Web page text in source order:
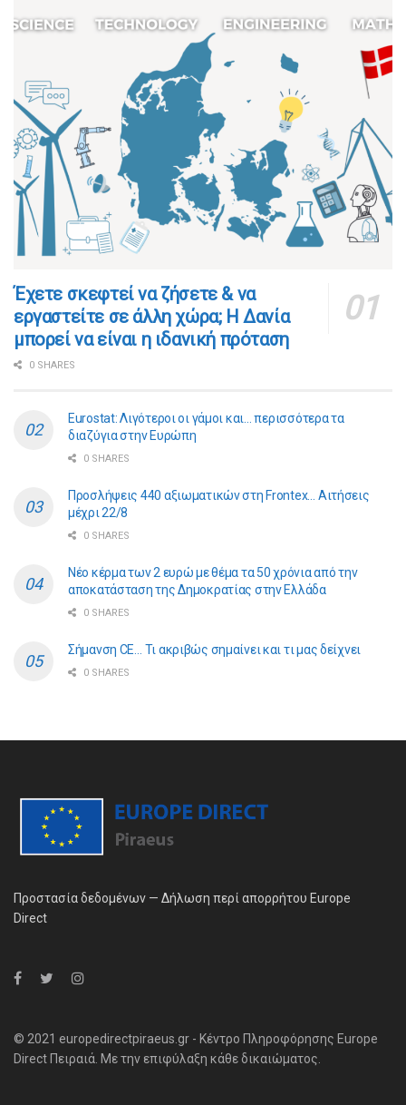
​​Έχετε σκεφτεί να ζήσετε & να
εργαστείτε σε άλλη χώρα; Η Δανία
μπορεί να είναι η ιδανική πρόταση
0 SHARES
Eurostat: Λιγότεροι οι γάμοι και… περισσότερα τα
διαζύγια στην Ευρώπη
0 SHARES
Προσλήψεις 440 αξιωματικών στη Frontex… Αιτήσεις
μέχρι 22/8
0 SHARES
Νέο κέρμα των 2 ευρώ με θέμα τα 50 χρόνια από την
αποκατάσταση της Δημοκρατίας στην Ελλάδα
0 SHARES
Σήμανση CE… Τι ακριβώς σημαίνει και τι μας δείχνει
0 SHARES
Προστασία δεδομένων — Δήλωση περί απορρήτου Europe
Direct
© 2021 europedirectpiraeus.gr - Κέντρο Πληροφόρησης Europe
Direct Πειραιά. Με την επιφύλαξη κάθε δικαιώματος.